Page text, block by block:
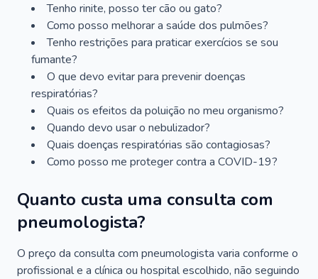
Tenho rinite, posso ter cão ou gato?
Como posso melhorar a saúde dos pulmões?
Tenho restrições para praticar exercícios se sou
fumante?
O que devo evitar para prevenir doenças
respiratórias?
Quais os efeitos da poluição no meu organismo?
Quando devo usar o nebulizador?
Quais doenças respiratórias são contagiosas?
Como posso me proteger contra a COVID-19?
Quanto custa uma consulta com
pneumologista?
O preço da consulta com pneumologista varia conforme o
profissional e a clínica ou hospital escolhido, não seguindo